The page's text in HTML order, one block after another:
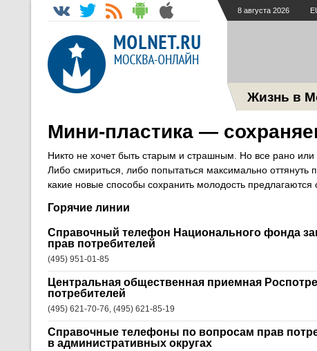
8 августа 2026
Жизнь в
Мини-пластика —
Никто не хочет быть старым и страшным. Но все рано или
Либо смириться, либо попытаться максимально
какие новые способы сохранить молодость предлагаются
Горячие линии
Справочный телефон Национального фонда
прав потребителей
(495) 951-01-85
Центральная общественная приемная
потребителей
(495) 621-70-76, (495) 621-85-19
Справочные телефоны по вопросам прав
в административных округах